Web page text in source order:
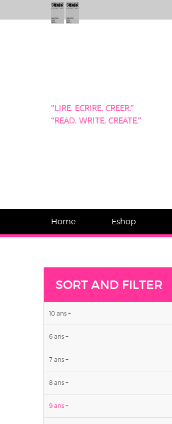
“LIRE. ECRIRE. CREER.”
“READ. WRITE. CREATE.”
Home Eshop
SORT AND FILTER
10 ans +
6 ans +
7 ans +
8 ans +
9 ans +